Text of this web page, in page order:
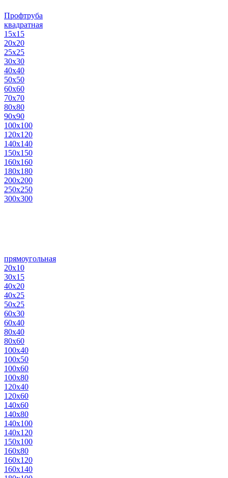
Профтруба
квадратная
15х15
20х20
25х25
30х30
40х40
50х50
60х60
70х70
80х80
90х90
100х100
120х120
140х140
150х150
160х160
180х180
200х200
250х250
300х300
прямоугольная
20х10
30х15
40х20
40х25
50х25
60х30
60х40
80х40
80х60
100х40
100х50
100х60
100х80
120х40
120х60
140х60
140х80
140х100
140х120
150х100
160х80
160х120
160х140